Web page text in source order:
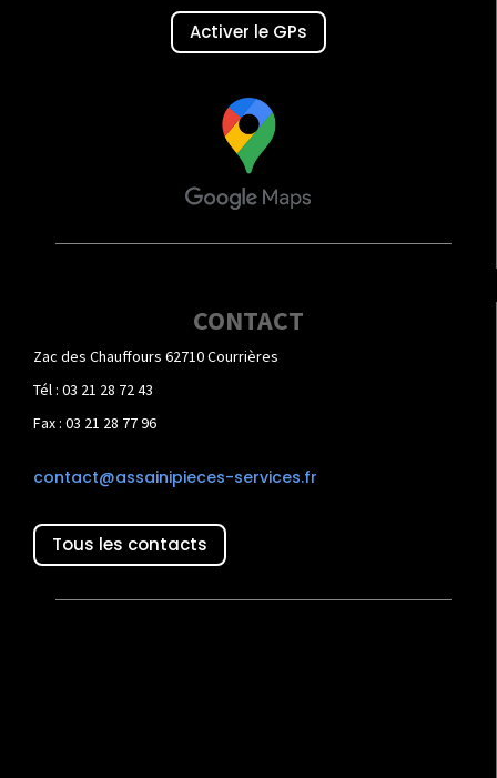
Activer le GPs
CONTACT
Zac des Chauffours 62710 Courrières
Tél : 03 21 28 72 43
Fax : 03 21 28 77 96
contact@assainipieces-services.fr
Tous les contacts